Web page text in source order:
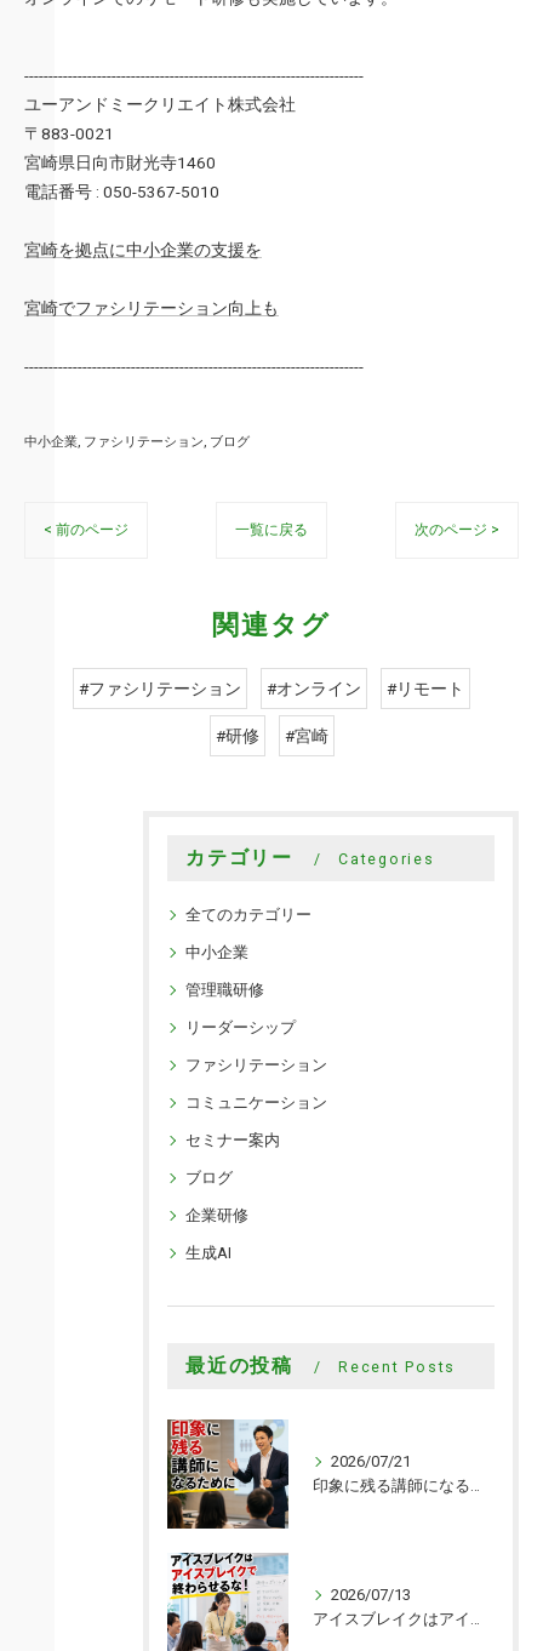
----------------------------------------------------------------------
ユーアンドミークリエイト株式会社
〒883-0021
宮崎県日向市財光寺1460
電話番号 : 050-5367-5010
宮崎を拠点に中小企業の支援を
宮崎でファシリテーション向上も
----------------------------------------------------------------------
中小企業 ファシリテーション ブログ
< 前のページ 一覧に戻る 次のページ >
関連タグ
#ファシリテーション #オンライン #リモート
#研修 #宮崎
カテゴリー Categories
全てのカテゴリー
中小企業
管理職研修
リーダーシップ
ファシリテーション
コミュニケーション
セミナー案内
ブログ
企業研修
生成AI
最近の投稿 Recent Posts
2026/07/21
2026/07/13